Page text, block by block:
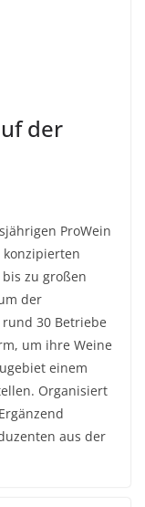
der
ProWein
zu großen
der
30 Betriebe
um ihre Weine
einem
Organisiert
aus der